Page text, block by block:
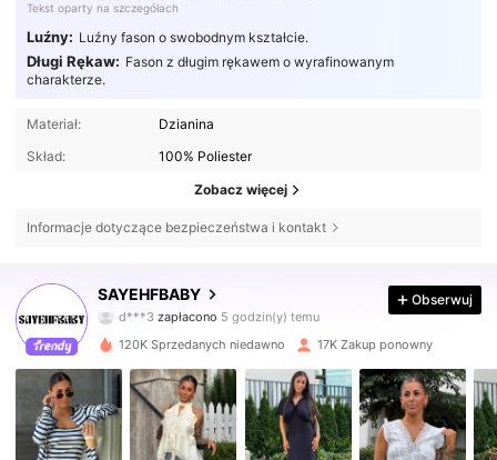
Tekst oparty na szczegółach
Luźny: Luźny fason o swobodnym kształcie.
Długi Rękaw: Fason z długim rękawem o wyrafinowanym
charakterze.
Materiał:
Dzianina
Skład:
100% Poliester
Zobacz więcej
Informacje dotyczące bezpieczeństwa i kontakt
SAYEHFBABY
4,81
d***3 zapłacono
m***5zaobserwował(-a)30 minut(y) temu
54K Obserwujący
4,81 54K Obserwujący
Obserwuj
120K Sprzedanych niedawno 17K Zakup ponowny